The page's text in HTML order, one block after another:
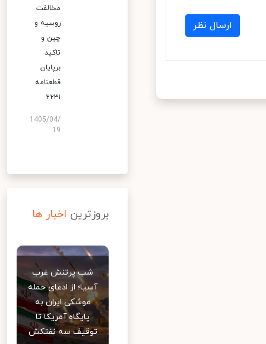
ارسال نظر
مخالفت
روسیه و
چین و
تاکید
برپایان
قطعنامه
۲۲۳۱
1405/04/
19
بروزترین اخبار ها
شب پرتنش غرب
آسیا؛ از ادعای حمله
موشکی ایران به
پایگاه آمریکا تا
توقیف سه نفتکش